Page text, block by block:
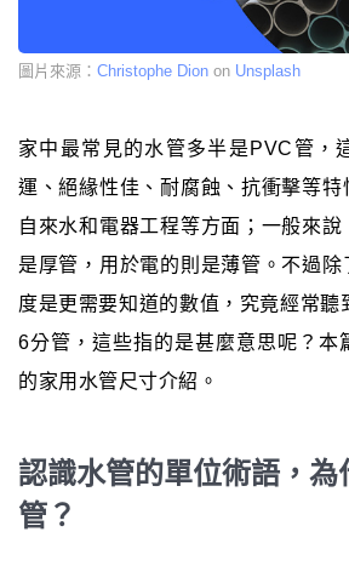
圖片來源： Christophe Dion on Unsplash
家中最常見的水管多半是PVC管，
運、絕緣性佳、耐腐蝕、抗衝擊等
自來水和電器工程等方面；一般來
是厚管，用於電的則是薄管。不過除
度是更需要知道的數值，究竟經常聽
6分管，這些指的是甚麼意思呢？本
的家用水管尺寸介紹。
認識水管的單位術語，為
管？